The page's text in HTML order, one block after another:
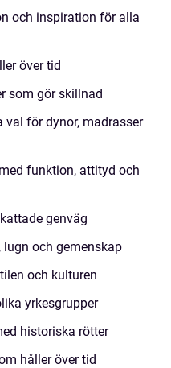
och inspiration för alla
över tid
som gör skillnad
för dynor, madrasser
funktion, attityd och
genväg
och gemenskap
och kulturen
yrkesgrupper
historiska rötter
håller över tid